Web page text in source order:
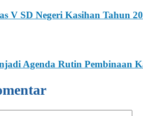
V SD Negeri Kasihan Tahun
Agenda Rutin Pembinaan